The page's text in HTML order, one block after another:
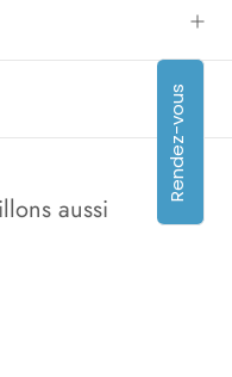
Rendez-vous
aussi